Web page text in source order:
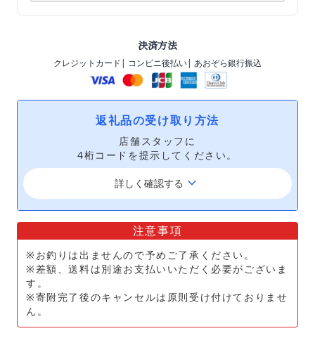
決済方法
クレジットカード| コンビニ後払い| あおぞら銀行振込
返礼品の受け取り方法
店舗スタッフに
4桁コードを提示してください。
詳しく確認する keyboard_arrow_down
注意事項
※お釣りは出ませんので予めご了承ください。
※差額、送料は別途お支払いいただく必要がございま
す。
※寄附完了後のキャンセルは原則受け付けておりませ
ん。